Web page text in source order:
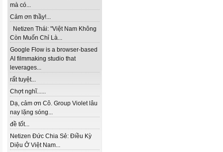
mà có...
Cảm ơn thầy!...
Netizen Thái: "Việt Nam Không
Còn Muốn Chỉ Là...
Google Flow is a browser-based
AI filmmaking studio that
leverages...
rất tuyệt...
Chợt nghĩ......
Dạ, cảm ơn Cô. Group Violet lâu
nay lặng sóng...
đề tốt...
Netizen Đức Chia Sẻ: Điều Kỳ
Diệu Ở Việt Nam...